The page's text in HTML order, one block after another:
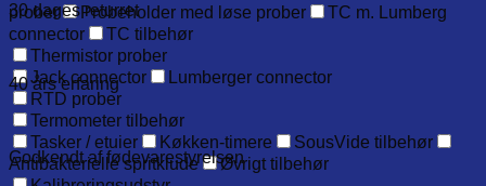
prober
Probeholder med løse prober
TC m. Lumberg
connector
TC tilbehør
Thermistor prober
Jack connector
Lumberger connector
RTD prober
Termometer tilbehør
Tasker / etuier
Køkken-timere
SousVide tilbehør
Antibakterielle spritklude
Øvrigt tilbehør
30 dages returret
40 års erfaring
Godkendt af fødevarestyrelsen